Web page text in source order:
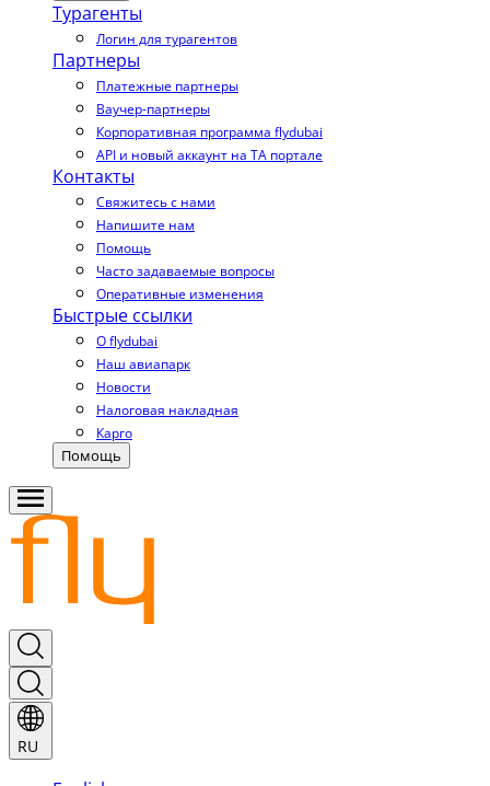
Турагенты
Логин для турагентов
Партнеры
Платежные партнеры
Ваучер-партнеры
Корпоративная программа flydubai
API и новый аккаунт на TA портале
Контакты
Свяжитесь с нами
Напишите нам
Помощь
Часто задаваемые вопросы
Оперативные изменения
Быстрые ссылки
О flydubai
Наш авиапарк
Новости
Налоговая накладная
Карго
Помощь
RU